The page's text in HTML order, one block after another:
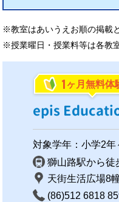
※教室はあいうえお順の掲載
※授業曜日・授業料等は各教
1 ヶ月無料体
epis
対象学年：小学2年
獅山路駅から徒
天街生活広場8
(86)512 6818